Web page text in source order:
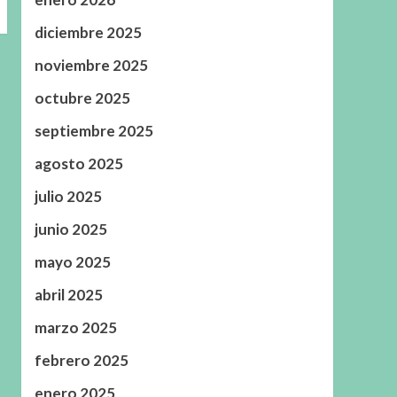
diciembre 2025
noviembre 2025
octubre 2025
septiembre 2025
agosto 2025
julio 2025
junio 2025
mayo 2025
abril 2025
marzo 2025
febrero 2025
enero 2025